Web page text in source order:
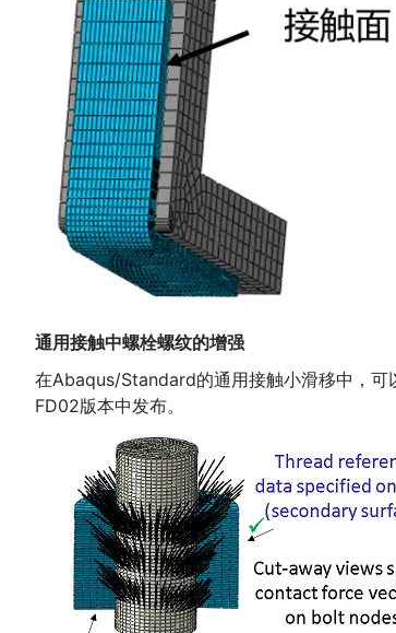
通用接触中螺栓螺纹的增强
在Abaqus/Standard的通用接触小滑移中，可
FD02版本中发布。